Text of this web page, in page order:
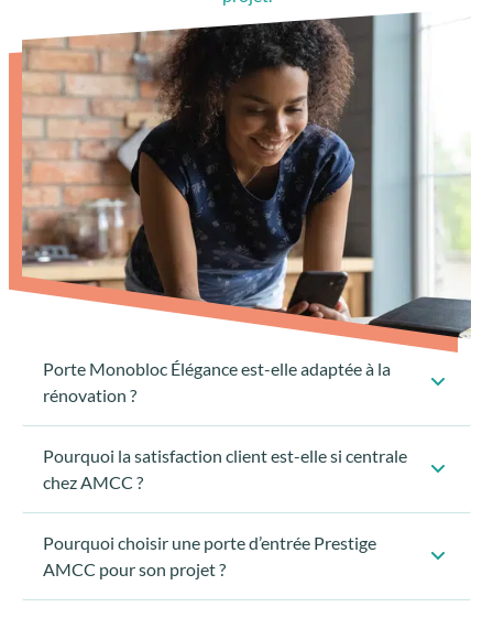
Porte Monobloc Élégance est-elle adaptée à la
rénovation ?
construction neuve
chantiers de rénovation
Pourquoi la satisfaction client est-elle si centrale
chez AMCC ?
Pourquoi choisir une porte d’entrée Prestige
AMCC pour son projet ?